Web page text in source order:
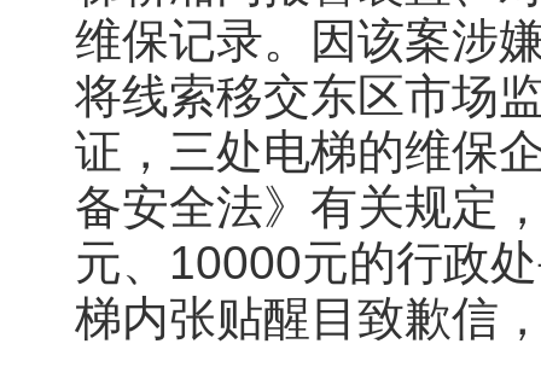
维保记录。因该案涉
将线索移交东区市场
证，三处电梯的维保
备安全法》有关规定
元、10000元的行政
梯内张贴醒目致歉信